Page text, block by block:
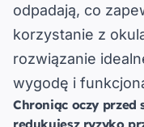
odpadają, co
korzystanie z
rozwiązanie
wygodę i
Chroniąc oczy przed
redukujesz ryzyko